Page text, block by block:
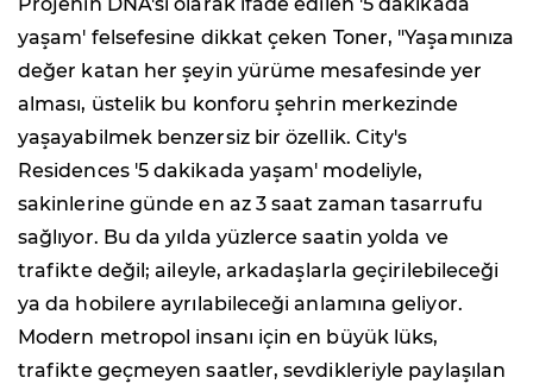
yaşam' felsefesine dikkat çeken Toner, "Yaşamınıza
değer katan her şeyin yürüme mesafesinde yer
alması, üstelik bu konforu şehrin merkezinde
yaşayabilmek benzersiz bir özellik. City's
Residences '5 dakikada yaşam' modeliyle,
sakinlerine günde en az 3 saat zaman tasarrufu
sağlıyor. Bu da yılda yüzlerce saatin yolda ve
trafikte değil; aileyle, arkadaşlarla geçirilebileceği
ya da hobilere ayrılabileceği anlamına geliyor.
Modern metropol insanı için en büyük lüks,
trafikte geçmeyen saatler, sevdikleriyle paylaşılan